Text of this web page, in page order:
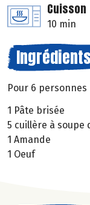
Cuisson
10 min
Ingrédients
Pour 6 personnes
1 Pâte brisée
5 cuillère à soupe
1 Amande
1 Oeuf